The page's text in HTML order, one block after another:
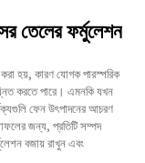
তেলের ফর্মুলেশন
করা হয়, কারণ যোগক পারস্পরিক
করতে পারে। এমনকি যখন
ফেন উৎপাদনের আচরণ
জন্য, প্রতিটি সম্পদ
বজায় রাখুন এবং